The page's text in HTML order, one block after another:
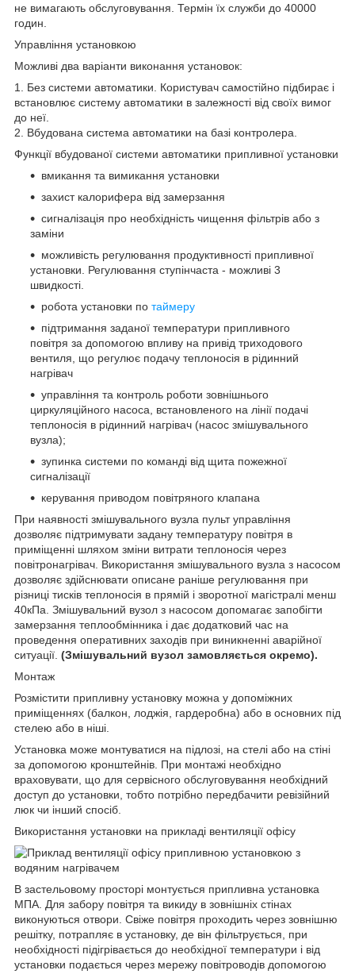
не вимагають обслуговування. Термін їх служби до 40000
годин.
Управління установкою
Можливі два варіанти виконання установок:
1. Без системи автоматики. Користувач самостійно підбирає і
встановлює систему автоматики в залежності від своїх вимог
до неї.
2. Вбудована система автоматики на базі контролера.
Функції вбудованої системи автоматики припливної установки
вмикання та вимикання установки
захист калорифера від замерзання
сигналізація про необхідність чищення фільтрів або з
заміни
можливість регулювання продуктивності припливної
установки. Регулювання ступінчаста - можливі 3
швидкості.
робота установки по таймеру
підтримання заданої температури припливного
повітря за допомогою впливу на привід триходового
вентиля, що регулює подачу теплоносія в рідинний
нагрівач
управління та контроль роботи зовнішнього
циркуляційного насоса, встановленого на лінії подачі
теплоносія в рідинний нагрівач (насос змішувального
вузла);
зупинка системи по команді від щита пожежної
сигналізації
керування приводом повітряного клапана
При наявності змішувального вузла пульт управління
дозволяє підтримувати задану температуру повітря в
приміщенні шляхом зміни витрати теплоносія через
повітронагрівач. Використання змішувального вузла з насосом
дозволяє здійснювати описане раніше регулювання при
різниці тисків теплоносія в прямій і зворотної магістралі менш
40кПа. Змішувальний вузол з насосом допомагає запобігти
замерзання теплообмінника і дає додатковий час на
проведення оперативних заходів при виникненні аварійної
ситуації. (Змішувальний вузол замовляється окремо).
Монтаж
Розмістити припливну установку можна у допоміжних
приміщеннях (балкон, лоджія, гардеробна) або в основних під
стелею або в ніші.
Установка може монтуватися на підлозі, на стелі або на стіні
за допомогою кронштейнів. При монтажі необхідно
враховувати, що для сервісного обслуговування необхідний
доступ до установки, тобто потрібно передбачити ревізійний
люк чи інший спосіб.
Використання установки на прикладі вентиляції офісу
В застельовому просторі монтується припливна установка
МПА. Для забору повітря та викиду в зовнішніх стінах
виконуються отвори. Свіже повітря проходить через зовнішню
решітку, потрапляє в установку, де він фільтрується, при
необхідності підігрівається до необхідної температури і від
установки подається через мережу повітроводів допомогою